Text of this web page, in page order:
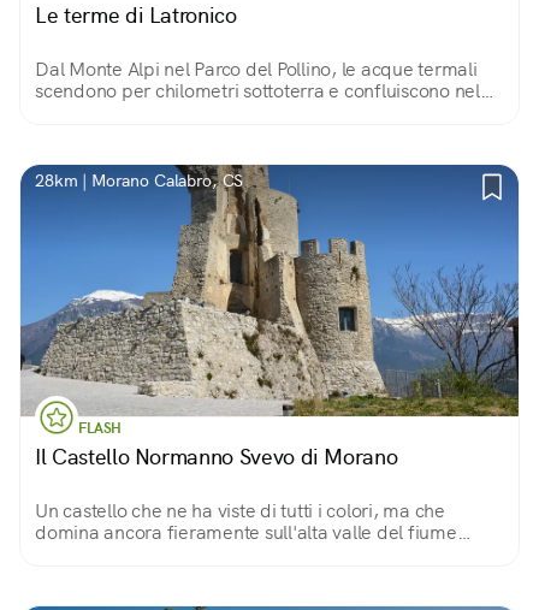
Le terme di Latronico
Dal Monte Alpi nel Parco del Pollino, le acque termali
scendono per chilometri sottoterra e confluiscono nel
28km | Morano Calabro, CS
FLASH
Il Castello Normanno Svevo di Morano
Un castello che ne ha viste di tutti i colori, ma che
domina ancora fieramente sull'alta valle del fiume